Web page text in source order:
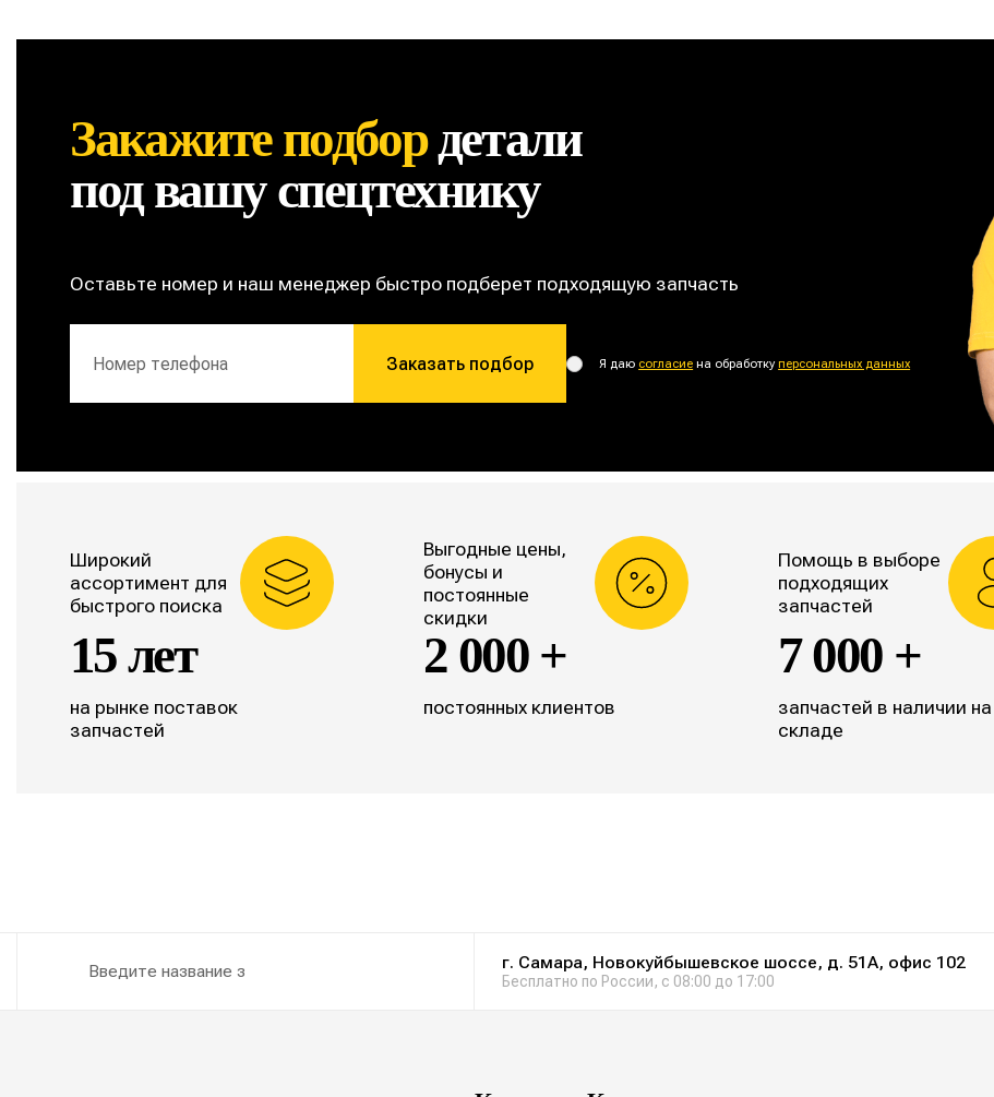
Закажите подбордетали
под вашу спецтехнику
Оставьте номер и наш менеджер быстро подберет подходящую запчасть
Заказать подбор Я даю согласие на обработкуперсональных данных
Широкий
ассортимент для
быстрого поиска
15 лет
на рынке поставок
запчастей
Выгодные цены,
бонусы и
постоянные
скидки
2 000 +
постоянных клиентов
Помощь в выборе
подходящих
запчастей
7 000 +
запчастей в наличии на
складе
г. Самара, Новокуйбышевское шоссе, д. 51А, офис 102
Бесплатно по России, с 08:00 до 17:00